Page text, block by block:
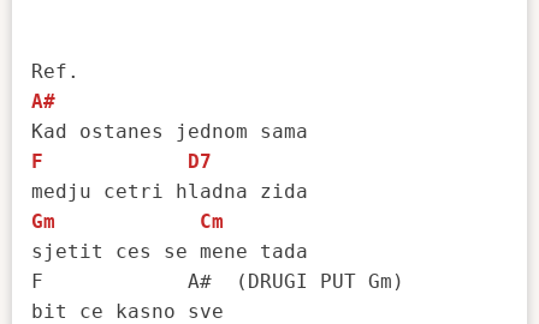
A#
F
D7
Gm
Cm
sjetit ces se mene tada
F            A#  (DRUGI PUT Gm)
bit ce kasno sve